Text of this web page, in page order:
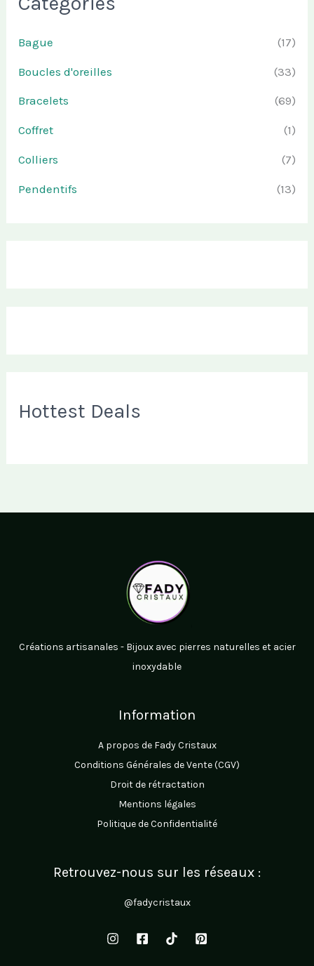
Bague (17)
Boucles d'oreilles (33)
Bracelets (69)
Coffret (1)
Colliers (7)
Pendentifs (13)
Hottest Deals
Créations artisanales - Bijoux avec pierres naturelles et acier
inoxydable
Information
A propos de Fady Cristaux
Conditions Générales de Vente (CGV)
Droit de rétractation
Mentions légales
Politique de Confidentialité
Retrouvez-nous sur les réseaux :
@fadycristaux